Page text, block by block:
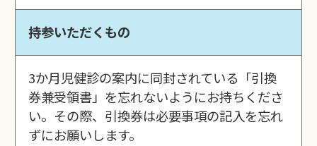
持参いただくもの
3か月児健診の案内に同封されている「引換
券兼受領書」を忘れないようにお持ちくださ
い。その際、引換券は必要事項の記入を忘れ
ずにお願いします。